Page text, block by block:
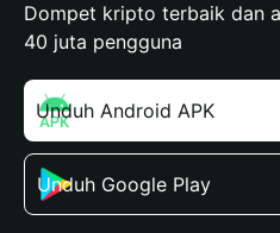
Dompet kripto terbaik dan
40 juta pengguna
Unduh Android APK
Unduh Google Play